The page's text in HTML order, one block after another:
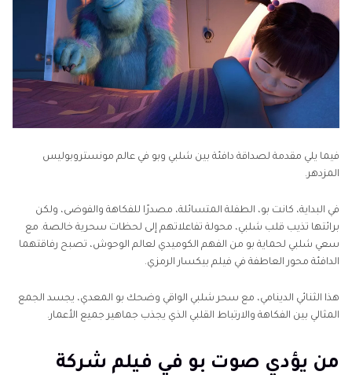
فيما يلي مقدمة لصداقة دافئة بين شلبي وبو في عالم مونستروبوليس
المزدهر.
في البداية، كانت بو، الطفلة المتسائلة، مصدرًا للفكاهة والفوضى، ولكن
برائتها تذيب قلب شلبي، محولة تفاعلاتهم إلى لحظات سحرية خالصة. مع
سعي شلبي لحماية بو من الفهم الكوميدي لعالم الوحوش، تصبح رفاقتهما
الدافئة محور العاطفة في فيلم بيكسار الرمزي.
هذا الثنائي الدينامي، مع سحر شلبي الواقي وضحك بو المعدي، يجسد الجمع
المثالي بين الفكاهة والارتباط القلبي الذي يجذب جماهير جميع الأعمار.
من يؤدي صوت بو في فيلم شركة